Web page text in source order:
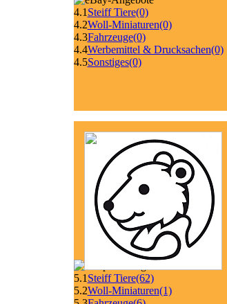
4.1 Steiff Tiere(0)
4.2Woll-Miniaturen(0)
4.3Fahrzeuge(0)
4.4Werbemittel & Drucksachen(0)
4.5Sonstiges(0)
5.1 Steiff Tiere(62)
5.2Woll-Miniaturen(1)